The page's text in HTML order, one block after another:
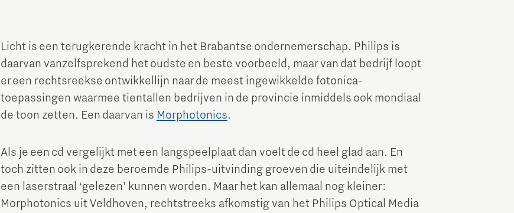
Strijp District
TU/e Campus
Micro and nano electronics
Next Tech Food Factories
Licht is een terugkerende kracht in het Brabantse ondernemerschap. Philips is
daarvan vanzelfsprekend het oudste en beste voorbeeld, maar van dat bedrijf loopt
er een rechtsreekse ontwikkellijn naar de meest ingewikkelde fotonica-
toepassingen waarmee tientallen bedrijven in de provincie inmiddels ook mondiaal
de toon zetten. Een daarvan is Morphotonics.
Als je een cd vergelijkt met een langspeelplaat dan voelt de cd heel glad aan. En
toch zitten ook in deze beroemde Philips-uitvinding groeven die uiteindelijk met
een laserstraal ‘gelezen’ kunnen worden. Maar het kan allemaal nog kleiner:
Morphotonics uit Veldhoven, rechtstreeks afkomstig van het Philips Optical Media